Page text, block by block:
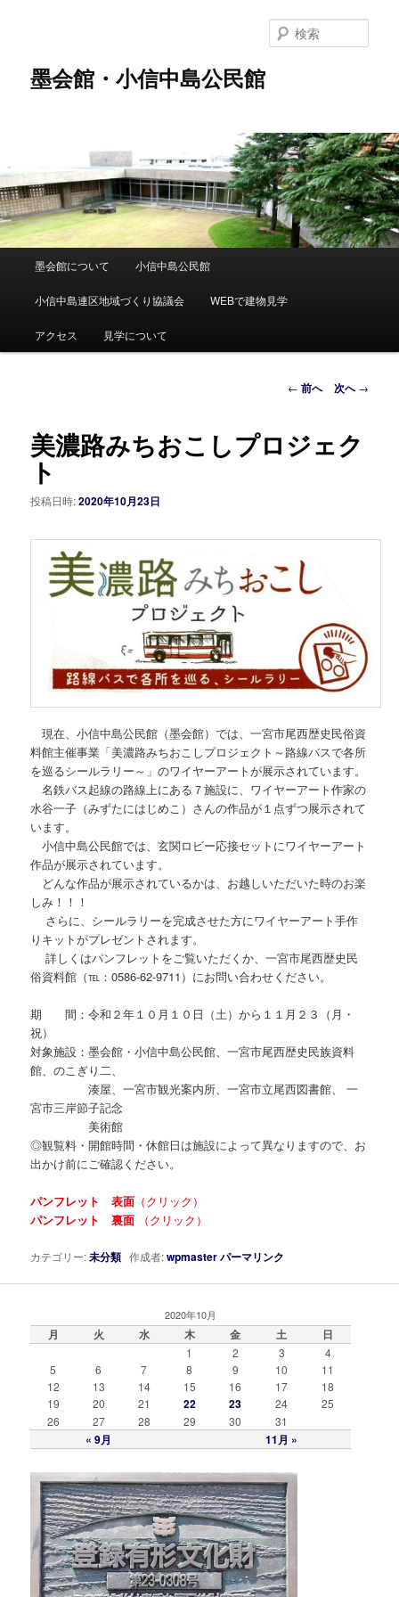
移
動
墨会館・小信中島公民館
索
ュ
墨会館について 小信中島公民館
小信中島連区地域づくり協議会 WEBで建物見学
アクセス 見学について
投
ビ
ゲ
ン
← 前へ 次へ→
美濃路みちおこしプロジェク
ト
投稿日時:2020年10月23日
現在、小信中島公民館（墨会館）では、一宮市尾西歴史民俗資
料館主催事業「美濃路みちおこしプロジェクト～路線バスで各所
を巡るシールラリー～」のワイヤーアートが展示されています。
名鉄バス起線の路線上にある７施設に、ワイヤーアート作家の
水谷一子（みずたにはじめこ）さんの作品が１点ずつ展示されて
います。
小信中島公民館では、玄関ロビー応接セットにワイヤーアート
作品が展示されています。
どんな作品が展示されているかは、お越しいただいた時のお楽
しみ！！！
さらに、シールラリーを完成させた方にワイヤーアート手作
りキットがプレゼントされます。
詳しくはパンフレットをご覧いただくか、一宮市尾西歴史民
俗資料館（℡：0586-62-9711）にお問い合わせください。
期 間：令和２年１０月１０日（土）から１１月２３（月・
祝）
対象施設：墨会館・小信中島公民館、一宮市尾西歴史民族資料
館、のこぎり二、
湊屋、一宮市観光案内所、一宮市立尾西図書館、 一
宮市三岸節子記念
美術館
◎観覧料・開館時間・休館日は施設によって異なりますので、お
出かけ前にご確認ください。
パンフレット 表面 （クリック）
パンフレット 裏面 （クリック）
カテゴリー:未分類 作成者:wpmasterパーマリンク
2020年10月
月 火 水 木 金 土 日
« 9月 11月 »
1 2 3
4
5
6 7 8 9 10
11
12
13 14 15 16 17
18
19
20 21 22 23 24
25
26
27 28 29 30 31